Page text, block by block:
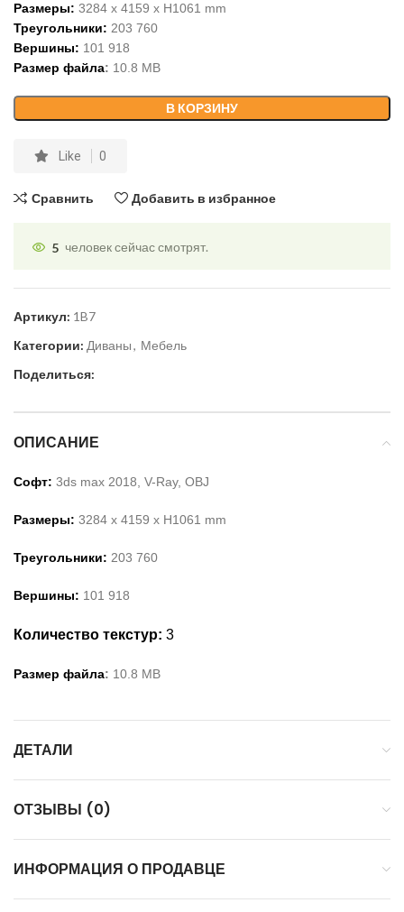
Размеры: 3284 x 4159 x H1061 mm
Треугольники: 203 760
Вершины: 101 918
Размер файла: 10.8 MB
В КОРЗИНУ
Like 0
Сравнить Добавить в избранное
5 человек сейчас смотрят.
Артикул: 1B7
Категории: Диваны, Мебель
Поделиться:
ОПИСАНИЕ
Софт: 3ds max 2018, V-Ray, OBJ
Размеры: 3284 x 4159 x H1061 mm
Треугольники: 203 760
Вершины: 101 918
Количество текстур: 3
Размер файла: 10.8 MB
ДЕТАЛИ
ОТЗЫВЫ (0)
ИНФОРМАЦИЯ О ПРОДАВЦЕ